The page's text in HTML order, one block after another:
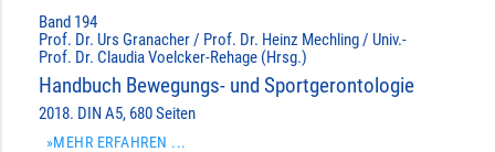
Band 194
Prof. Dr. Urs Granacher / Prof. Dr. Heinz Mechling / Univ.-
Prof. Dr. Claudia Voelcker-Rehage (Hrsg.)
Handbuch Bewegungs- und Sportgerontologie
2018. DIN A5, 680 Seiten
»MEHR ERFAHREN ...